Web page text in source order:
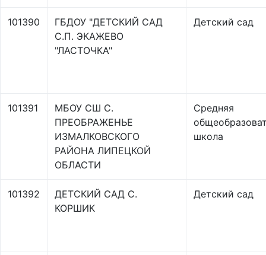
101390
ГБДОУ "ДЕТСКИЙ САД
С.П. ЭКАЖЕВО
"ЛАСТОЧКА"
Детский сад
101391
МБОУ СШ С.
ПРЕОБРАЖЕНЬЕ
ИЗМАЛКОВСКОГО
РАЙОНА ЛИПЕЦКОЙ
ОБЛАСТИ
Средняя
школа
101392
ДЕТСКИЙ САД С.
КОРШИК
Детский сад